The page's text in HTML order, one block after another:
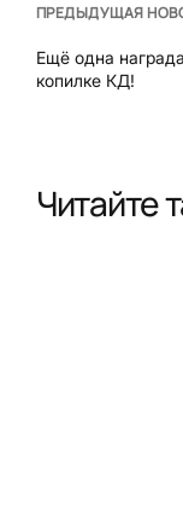
ПРЕДЫДУЩАЯ
Ещё одна
копилке КД!
Читайте